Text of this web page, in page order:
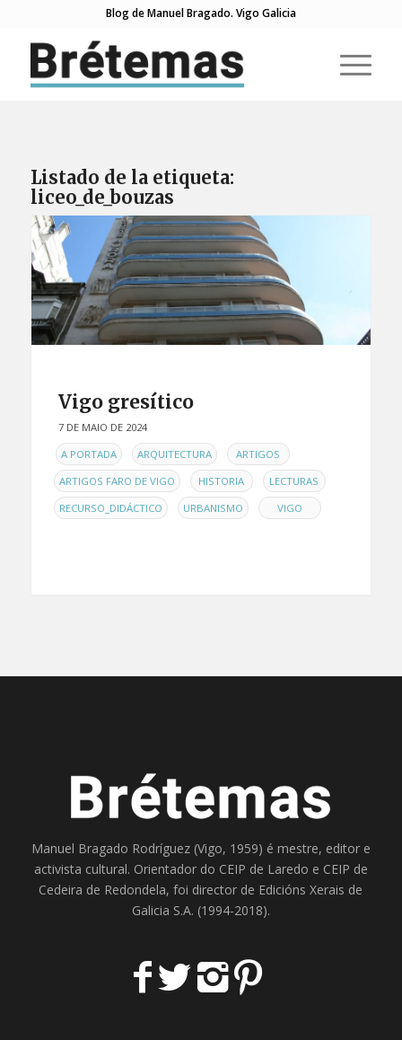
Blog de Manuel Bragado. Vigo Galicia
Listado de la etiqueta:
liceo_de_bouzas
Vigo gresítico
7 DE MAIO DE 2024
ENA PORTADA , ARQUITECTURA , ARTIGOS ,
ARTIGOS FARO DE VIGO , HISTORIA , LECTURAS ,
RECURSO_DIDÁCTICO , URBANISMO , VIGO
Manuel Bragado Rodríguez (Vigo, 1959) é mestre, editor e
activista cultural. Orientador do CEIP de Laredo e CEIP de
Cedeira de Redondela, foi director de Edicións Xerais de
Galicia S.A. (1994-2018).